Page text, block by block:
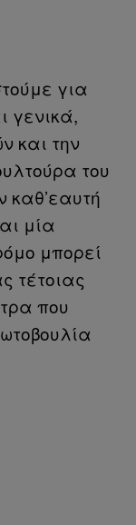
για
γενικά,
και την
του
καθ’εαυτή
μία
μπορεί
τέτοιας
που